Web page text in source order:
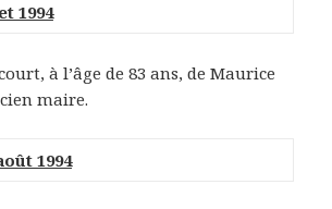
1994
à l’âge de 83 ans, de Maurice
maire.
1994